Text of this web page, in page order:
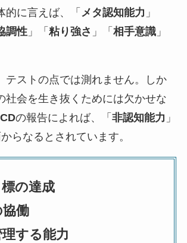
的に言えば、「 メタ認知能力 」
調性」「 粘り強さ 」「 相手意識」
テストの点では測れません。しか
社会を生き抜くためには欠かせな
の報告によれば、「 非認知能力 」
らなるとされています。
の達成
働
する能力